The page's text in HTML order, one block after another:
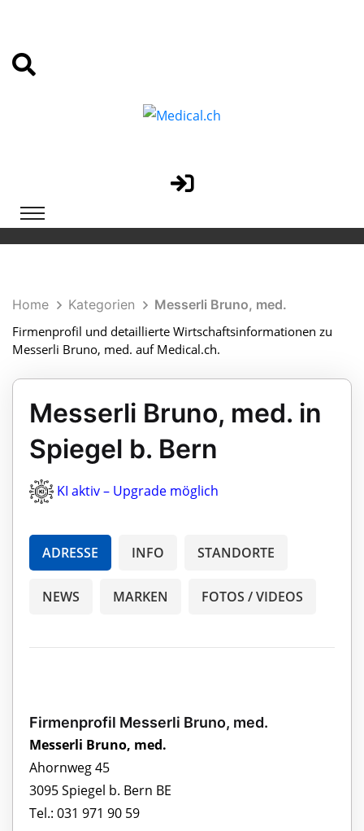
Home Kategorien
Messerli Bruno, med.
Firmenprofil und detaillierte Wirtschaftsinformationen zu
Messerli Bruno, med. auf Medical.ch.
Messerli Bruno, med. in
Spiegel b. Bern
KI aktiv – Upgrade möglich
ADRESSE INFO STANDORTE
NEWS MARKEN FOTOS / VIDEOS
Firmenprofil Messerli Bruno, med.
Messerli Bruno, med.
Ahornweg 45
3095 Spiegel b. Bern BE
Tel.: 031 971 90 59